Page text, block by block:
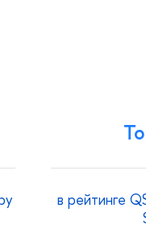
в рейтинге